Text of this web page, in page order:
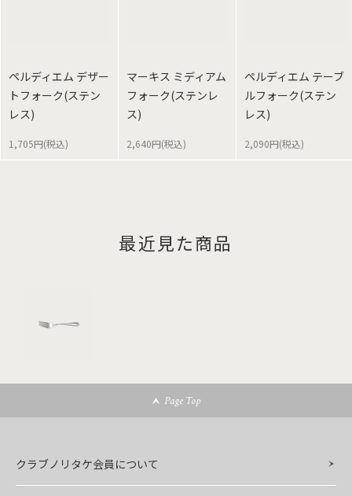
ペルディエム デザー
トフォーク(ステン
レス)
1,705円(税込)
マーキス ミディアム
フォーク(ステンレ
ス)
2,640円(税込)
ペルディエム テーブ
ルフォーク(ステン
レス)
2,090円(税込)
最近見た商品
Page Top
クラブノリタケ会員について